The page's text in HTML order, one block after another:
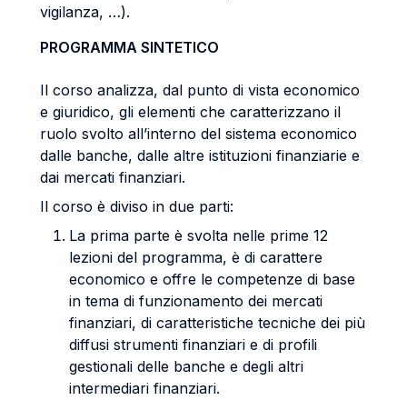
vigilanza, …).
PROGRAMMA SINTETICO
Il corso analizza, dal punto di vista economico
e giuridico, gli elementi che caratterizzano il
ruolo svolto all’interno del sistema economico
dalle banche, dalle altre istituzioni finanziarie e
dai mercati finanziari.
Il corso è diviso in due parti:
La prima parte è svolta nelle prime 12
lezioni del programma, è di carattere
economico e offre le competenze di base
in tema di funzionamento dei mercati
finanziari, di caratteristiche tecniche dei più
diffusi strumenti finanziari e di profili
gestionali delle banche e degli altri
intermediari finanziari.